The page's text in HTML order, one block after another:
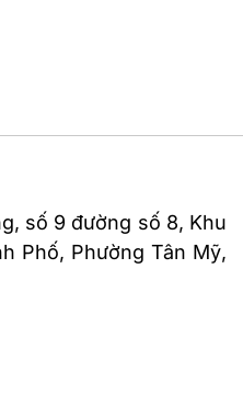
số 9 đường số 8, Khu
Phố, Phường Tân Mỹ,